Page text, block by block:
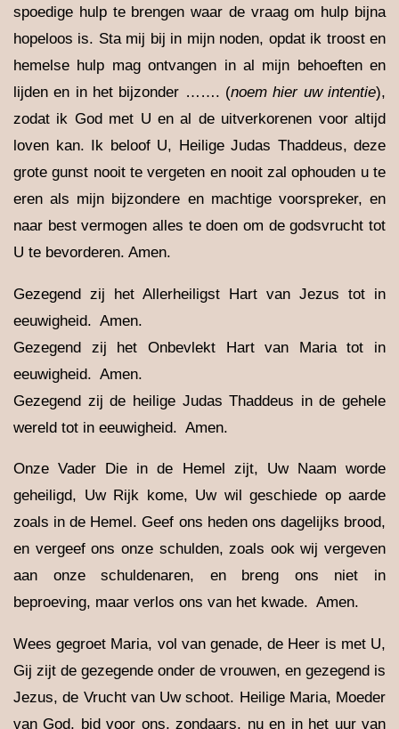
spoedige hulp te brengen waar de vraag om hulp bijna
hopeloos is. Sta mij bij in mijn noden, opdat ik troost en
hemelse hulp mag ontvangen in al mijn behoeften en
lijden en in het bijzonder ……. (noem hier uw intentie),
zodat ik God met U en al de uitverkorenen voor altijd
loven kan. Ik beloof U, Heilige Judas Thaddeus, deze
grote gunst nooit te vergeten en nooit zal ophouden u te
eren als mijn bijzondere en machtige voorspreker, en
naar best vermogen alles te doen om de godsvrucht tot
U te bevorderen. Amen.
Gezegend zij het Allerheiligst Hart van Jezus tot in
eeuwigheid. Amen.
Gezegend zij het Onbevlekt Hart van Maria tot in
eeuwigheid. Amen.
Gezegend zij de heilige Judas Thaddeus in de gehele
wereld tot in eeuwigheid. Amen.
Onze Vader Die in de Hemel zijt, Uw Naam worde
geheiligd, Uw Rijk kome, Uw wil geschiede op aarde
zoals in de Hemel. Geef ons heden ons dagelijks brood,
en vergeef ons onze schulden, zoals ook wij vergeven
aan onze schuldenaren, en breng ons niet in
beproeving, maar verlos ons van het kwade. Amen.
Wees gegroet Maria, vol van genade, de Heer is met U,
Gij zijt de gezegende onder de vrouwen, en gezegend is
Jezus, de Vrucht van Uw schoot. Heilige Maria, Moeder
van God, bid voor ons, zondaars, nu en in het uur van